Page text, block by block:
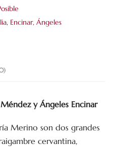
, Encinar, Ángeles
y Ángeles Encinar
Merino son dos grandes
cervantina,